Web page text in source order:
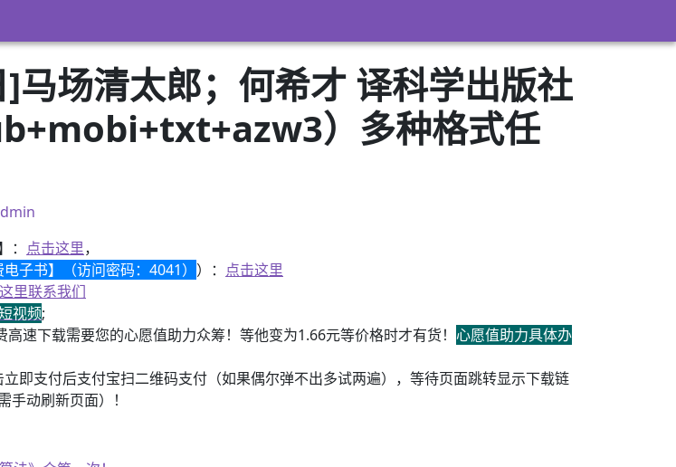
场清太郎；何希才 译科学出版社
）多种格式任
点击这里，
电子书】（访问密码：4041） ）： 点击这里
里联系我们
视频;
高速下载需要您的心愿值助力众筹！等他变为1.66元等价格时才有货！ 心愿值助力具体办
立即支付后支付宝扫二维码支付（如果偶尔弹不出多试两遍），等待页面跳转显示下载链
动刷新页面）！
法》众筹一次！